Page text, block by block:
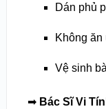
Dán phủ
Không ăn
Vệ sinh
➡ Bác Sĩ Vi